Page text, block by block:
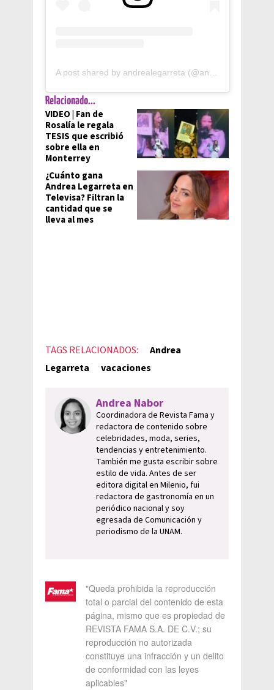
Relacionado...
VIDEO | Fan de
Rosalía le regala
TESIS que escribió
sobre ella en
Monterrey
¿Cuánto gana
Andrea Legarreta en
Televisa? Filtran la
cantidad que se
lleva al mes
TAGS RELACIONADOS:
Andrea
Legarreta
vacaciones
Andrea Nabor
Coordinadora de Revista Fama y
redactora de contenido sobre
celebridades, moda, series,
tendencias y entretenimiento.
También me gusta escribir sobre
estilo de vida. Antes de ser
editora digital en Milenio, fui
redactora de gastronomía en un
periódico nacional y soy
egresada de Comunicación y
periodismo de la UNAM.
"Queda prohibida la reproducción
total o parcial del contenido de esta
página, mismo que es propiedad de
REVISTA FAMA S.A. DE C.V.; su
reproducción no autorizada
constituye una infracción y un delito
de conformidad con las leyes
aplicables"